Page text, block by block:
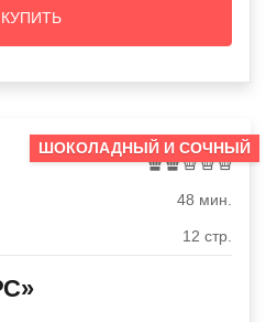
КУПИТЬ
ШОКОЛАДНЫЙ И СОЧНЫЙ
48 мин.
12 стр.